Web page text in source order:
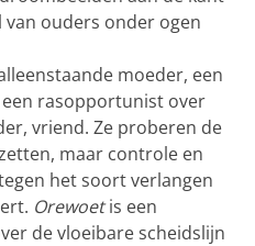
ouders onder ogen
moeder, een
rasopportunist over
vriend. Ze proberen de
maar controle en
het soort verlangen
Orewoetis een
de vloeibare scheidslijn